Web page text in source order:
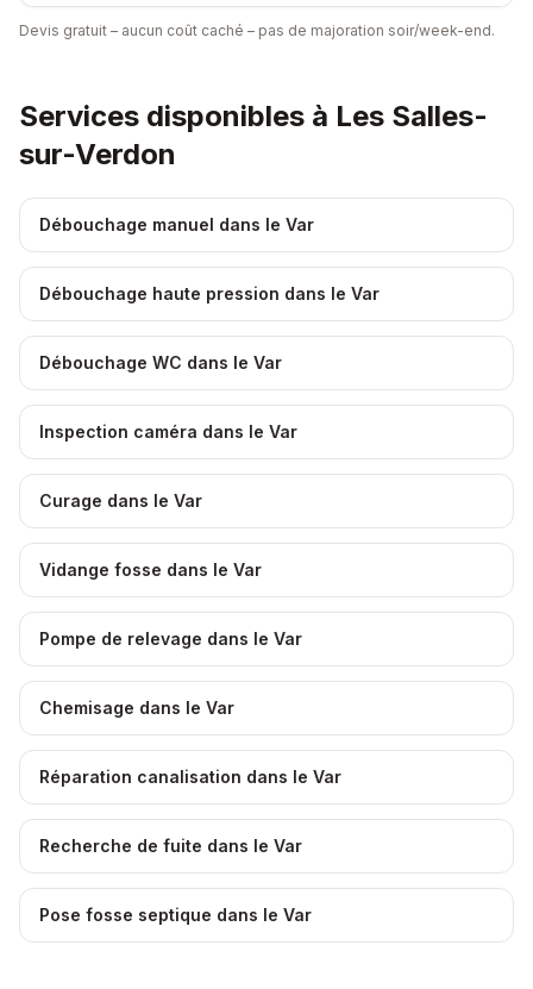
Devis gratuit – aucun coût caché – pas de majoration soir/week-end.
Services disponibles à Les Salles-
sur-Verdon
Débouchage manuel dans le Var
Débouchage haute pression dans le Var
Débouchage WC dans le Var
Inspection caméra dans le Var
Curage dans le Var
Vidange fosse dans le Var
Pompe de relevage dans le Var
Chemisage dans le Var
Réparation canalisation dans le Var
Recherche de fuite dans le Var
Pose fosse septique dans le Var